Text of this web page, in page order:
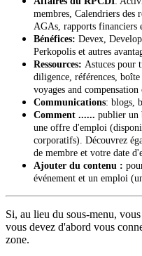
membres, Calendriers des
AGAs, rapports financiers
Bénéfices: Devex,
Perkopolis et autres
Ressources: Astuces pour
diligence, références, boîte
voyages and compensation
Communications: blogs,
Comment ...... publier un
une offre d'emploi
corporatifs). Découvrez
de membre et votre date
Ajouter du contenu :
événement et un emploi
Si, au lieu du sous-menu,
vous devez d'abord vous
zone.